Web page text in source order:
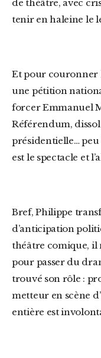
de théâtre, avec
tenir en haleine le
Et pour couronner le tout, Philippe de Villiers lance
une pétition
forcer Emmanuel
Référendum,
présidentielle…
est le spectacle et
Bref, Philippe transforme la France en scène
d’anticipation
théâtre comique, il
pour passer du
trouvé son rôle :
metteur en scène
entière est